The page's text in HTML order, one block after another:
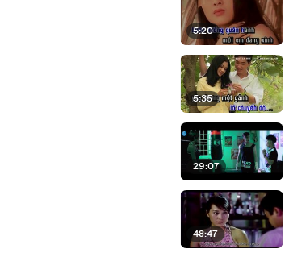
5:20
5:35
29:07
48:47